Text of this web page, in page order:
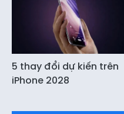
5 thay đổi dự kiến trên
iPhone 2028